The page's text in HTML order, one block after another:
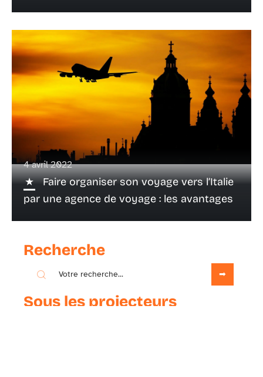
4 avril 2022
Faire organiser son voyage vers l’Italie
par une agence de voyage : les avantages
Recherche
Sous les projecteurs